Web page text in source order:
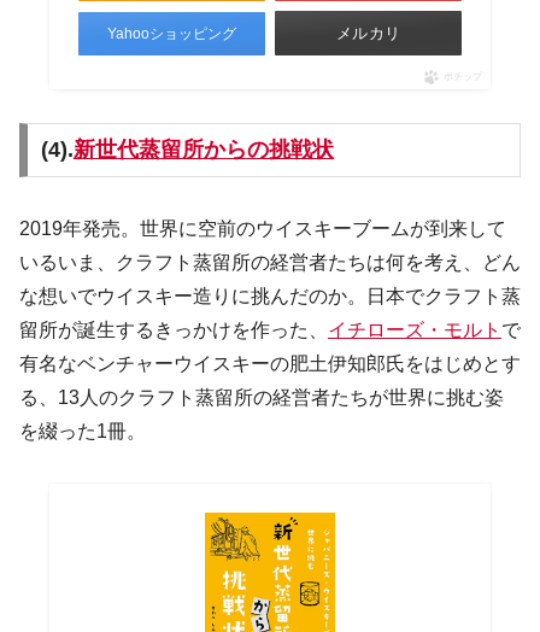
Yahooショッピング メルカリ
ポチップ
(4).新世代蒸留所からの挑戦状
2019年発売。世界に空前のウイスキーブームが到来して
いるいま、クラフト蒸留所の経営者たちは何を考え、どん
な想いでウイスキー造りに挑んだのか。日本でクラフト蒸
留所が誕生するきっかけを作った、 イチローズ・モルト で
有名なベンチャーウイスキーの肥土伊知郎氏をはじめとす
る、13人のクラフト蒸留所の経営者たちが世界に挑む姿
を綴った1冊。